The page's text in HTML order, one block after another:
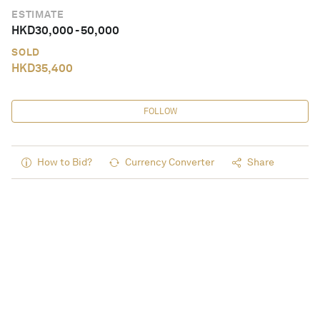
ESTIMATE
HKD30,000-50,000
SOLD
HKD35,400
FOLLOW
How to Bid? Currency Converter Share